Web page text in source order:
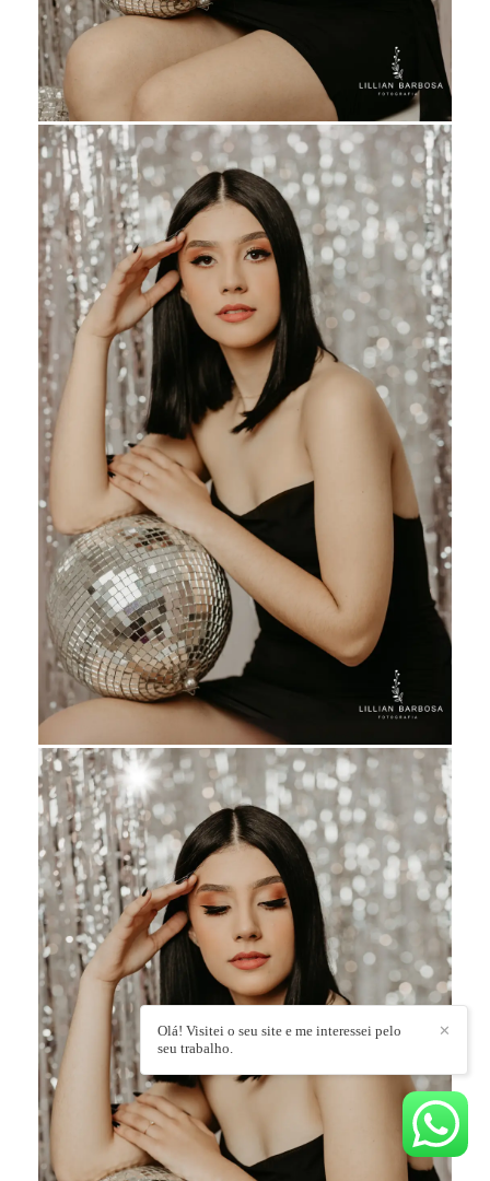
✕
Olá! Visitei o seu site e me interessei pelo
seu trabalho.